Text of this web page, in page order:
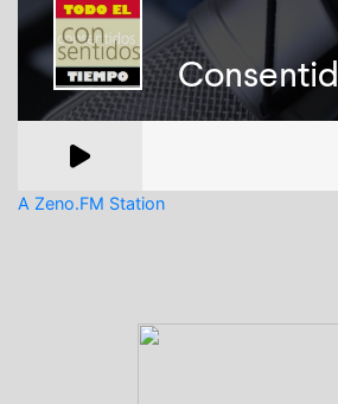
A Zeno.FM Station